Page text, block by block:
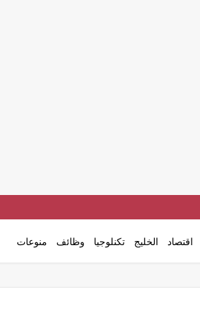
اقتصاد الخليج تكنلوجيا وظائف منوعات